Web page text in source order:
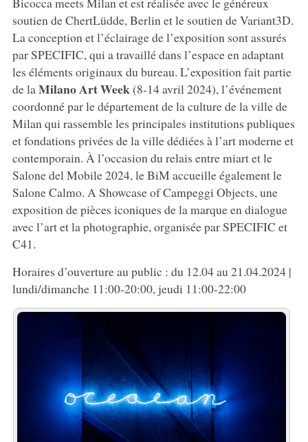
soutien de ChertLüdde, Berlin et le soutien de Variant3D.
La conception et l’éclairage de l’exposition sont assurés
par SPECIFIC, qui a travaillé dans l’espace en adaptant
les éléments originaux du bureau. L’exposition fait partie
de la Milano Art Week(8-14 avril 2024), l’événement
coordonné par le département de la culture de la ville de
Milan qui rassemble les principales institutions publiques
et fondations privées de la ville dédiées à l’art moderne et
contemporain. À l’occasion du relais entre miart et le
Salone del Mobile 2024, le BiM accueille également le
Salone Calmo. A Showcase of Campeggi Objects, une
exposition de pièces iconiques de la marque en dialogue
avec l’art et la photographie, organisée par SPECIFIC et
C41.
Horaires d’ouverture au public : du 12.04 au 21.04.2024 |
lundi/dimanche 11:00-20:00, jeudi 11:00-22:00